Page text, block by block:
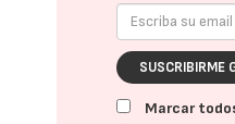
SUSCRIBIRME
Marcar